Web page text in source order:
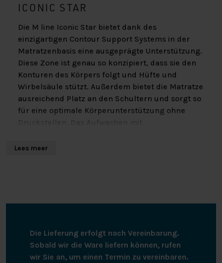
ICONIC STAR
Die M line Iconic Star bietet dank des
einzigartigen Contour Support Systems in der
Matratzenbasis eine ausgeprägte Unterstützung.
Diese Zone ist genau so konzipiert, dass sie den
Konturen des Körpers folgt und Hüfte und
Wirbelsäule stützt. Außerdem bietet die Matratze
ausreichend Platz an den Schultern und sorgt so
für eine optimale Körperunterstützung ohne
Druckstellen. Das Aufwachen mit
Vergangenheit an.
Die Iconic Star verfügt über eine geschmeidige
natürlichen Rohstoffen hergestellt wird und für
gute Unterstützung und weichen Komfort sorgt.
Talalay-Matratzen sind bekannt für ihre
Lees meer
Die Lieferung erfolgt nach Vereinbarung.
Sobald wir die Ware liefern können, rufen
wir Sie an, um einen Termin zu vereinbaren.